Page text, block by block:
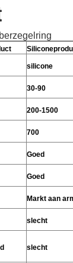
silicone
30-90
200-1500
700
Goed
Goed
Markt aan
slecht
slecht